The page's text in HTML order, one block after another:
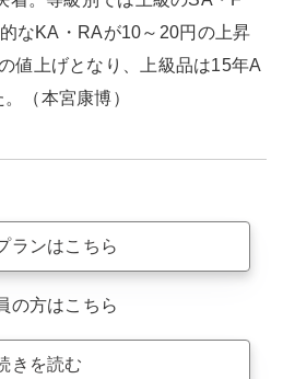
なKA・RAが10～20円の上昇
値上げとなり、上級品は15年A
（本宮康博）
ランはこちら
の方はこちら
きを読む